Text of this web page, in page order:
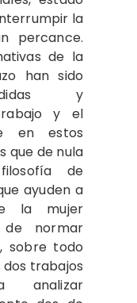
la
percance.
de la
han sido
y
y el
en estos
que de nula
de
ayuden a
la mujer
normar
sobre todo
dos trabajos
analizar